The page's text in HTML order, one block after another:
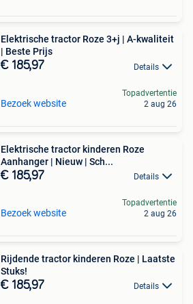
Elektrische tractor Roze 3+j | A-kwaliteit
| Beste Prijs
€ 185,97 Details
Bezoek website
Topadvertentie
2 aug 26
Elektrische tractor kinderen Roze
Aanhanger | Nieuw | Sch...
€ 185,97 Details
Bezoek website
Topadvertentie
2 aug 26
Rijdende tractor kinderen Roze | Laatste
Stuks!
€ 185,97 Details